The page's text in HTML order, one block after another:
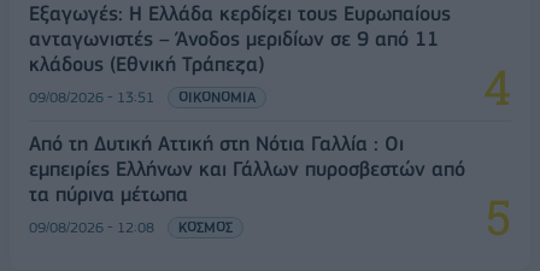
Εξαγωγές: Η Ελλάδα κερδίζει τους Ευρωπαίους
ανταγωνιστές – Άνοδος μεριδίων σε 9 από 11
κλάδους (Εθνική Τράπεζα)
09/08/2026 - 13:51 ΟΙΚΟΝΟΜΙΑ
Από τη Δυτική Αττική στη Νότια Γαλλία : Οι
εμπειρίες Ελλήνων και Γάλλων πυροσβεστών από
τα πύρινα μέτωπα
09/08/2026 - 12:08 ΚΟΣΜΟΣ